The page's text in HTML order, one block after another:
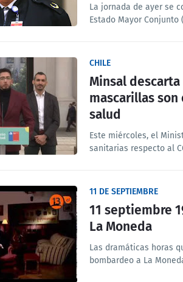
La jornada de ayer se
Estado Mayor Conjunto
CHILE
Minsal
mascarillas
salud
Este miércoles, el
sanitarias respecto al
11 DE SEPTIEMBRE
11 septiembre
La Moneda
Las dramáticas horas
bombardeo a La